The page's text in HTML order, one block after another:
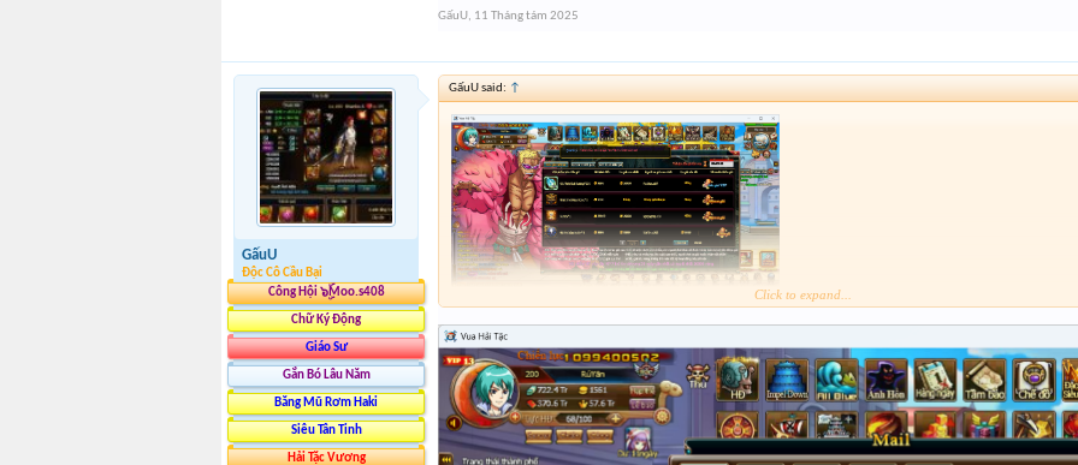
GấuU, 11 Tháng tám 2025
GấuU
Độc Cô Cầu Bại
Công Hội ๖ۣۜMoo.s408
Chữ Ký Động
Giáo Sư
Gắn Bó Lâu Năm
Băng Mũ Rơm Haki
Siêu Tân Tinh
Hải Tặc Vương
GấuU said: ↑
Click to expand...